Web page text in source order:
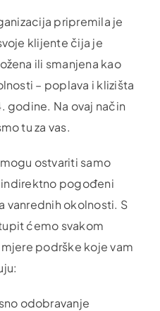
pripremila je
klijente čija je
ili smanjena kao
– poplava i klizišta
godine. Na ovaj način
tu za vas.
ostvariti samo
pogođeni
vanrednih okolnosti. S
ćemo svakom
podrške koje vam
odobravanje